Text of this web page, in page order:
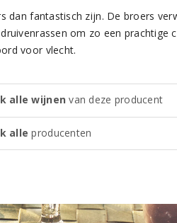
dan fantastisch zijn. De broers
om zo een prachtige
voor vlecht.
alle wijnen van deze producent
alle producenten